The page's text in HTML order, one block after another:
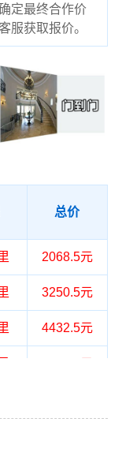
定最终合作价
服获取报价。
总价
2068.5元
3250.5元
4432.5元
常是按单价×公